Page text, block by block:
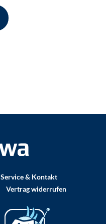
Service & Kontakt
Vertrag widerrufen